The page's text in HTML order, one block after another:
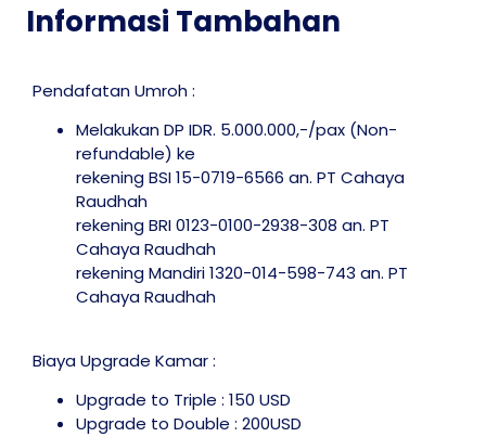
Informasi Tambahan
Pendafatan Umroh :
Melakukan DP IDR. 5.000.000,-/pax (Non-
refundable) ke
rekening BSI 15-0719-6566 an. PT Cahaya
Raudhah
rekening BRI 0123-0100-2938-308 an. PT
Cahaya Raudhah
rekening Mandiri 1320-014-598-743 an. PT
Cahaya Raudhah
Biaya Upgrade Kamar :
Upgrade to Triple : 150 USD
Upgrade to Double : 200USD